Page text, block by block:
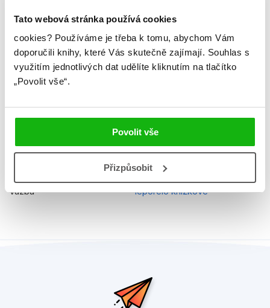
Tato webová stránka používá cookies
cookies? Používáme je třeba k tomu, abychom Vám
doporučili knihy, které Vás skutečně zajímají. Souhlas s
využitím jednotlivých dat udělíte kliknutím na tlačítko
„Povolit vše“.
Povolit vše
Přizpůsobit
Původní název
Cars Super Puzzle Book - 30
pcs
Původní jazyk angličtina
Věk od 5
Edice Kniha puzzle - 30 dílků
Kniha + doplněk
Vazba leporelo knížkové